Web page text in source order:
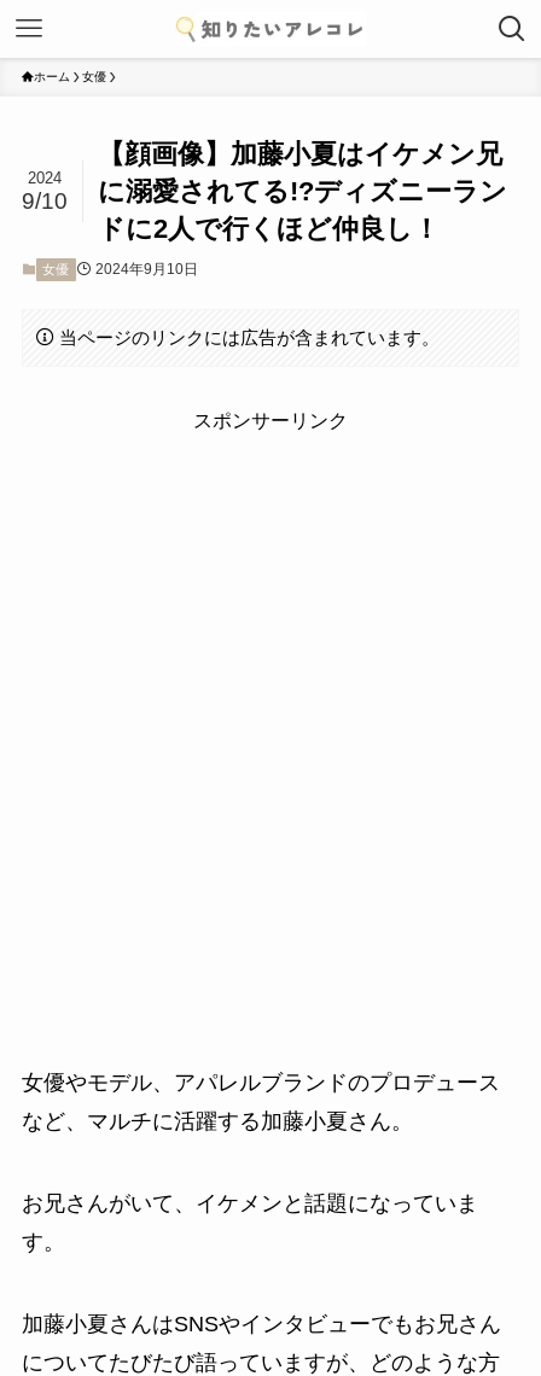
ホーム 女優
【顔画像】加藤小夏はイケメン兄
に溺愛されてる!?ディズニーラン
ドに2人で行くほど仲良し！
2024
9/10
女優 2024年9月10日
当ページのリンクには広告が含まれています。
スポンサーリンク
女優やモデル、アパレルブランドのプロデュース
など、マルチに活躍する加藤小夏さん。
お兄さんがいて、イケメンと話題になっていま
す。
加藤小夏さんはSNSやインタビューでもお兄さん
についてたびたび語っていますが、どのような方